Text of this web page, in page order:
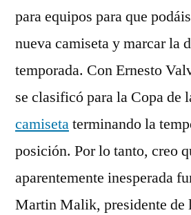
para equipos para que
nueva camiseta y marcar la
temporada. Con Ernesto
se clasificó para la Copa de
camisetaterminando la
posición. Por lo tanto, creo
aparentemente inesperada
Martin Malik, presidente de